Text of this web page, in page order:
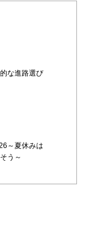
な進路選び
～夏休みは
う～